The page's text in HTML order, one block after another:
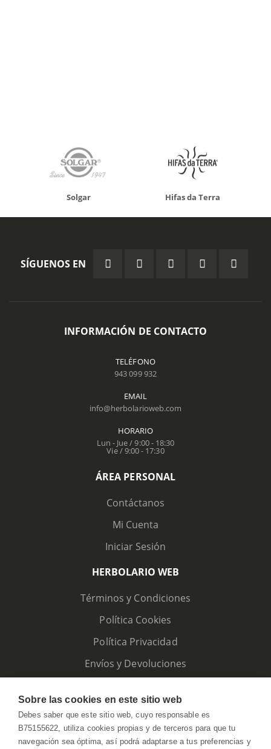
Solgar Hifas da Terra
SÍGUENOS EN
INFORMACIÓN DE CONTACTO
TELÉFONO
943 099 932
EMAIL
info@herbolarioweb.com
HORARIO
Lun - Jue / 9:00 - 18:30
Vie / 9:00 - 17:30
ÁREA PERSONAL
Contáctanos
Mi Cuenta
Iniciar Sesión
HERBOLARIO WEB
Términos y Condiciones
Política Cookies
Política Privacidad
Envíos y Devoluciones
Sobre las cookies en este sitio web
Debes saber que este sitio web, cuyo responsable es
B75155622, utiliza cookies propias y de terceros para que tu
navegación sea óptima, así podrá adaptarse a tus preferencias y